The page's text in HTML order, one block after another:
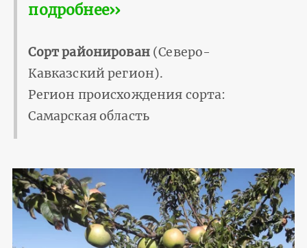
подробнее››
Сорт районирован(Северо-
Кавказский регион).
Регион происхождения сорта:
Самарская область